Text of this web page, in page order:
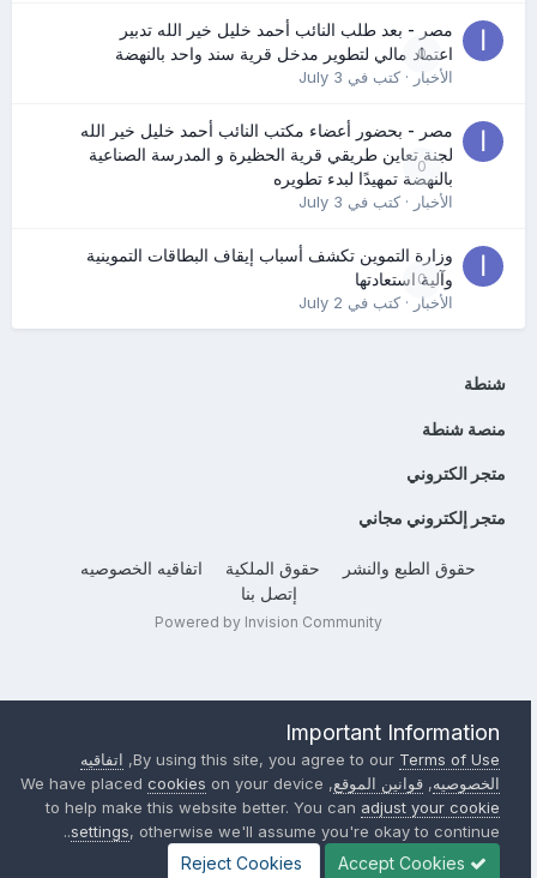
0
مصر - بعد طلب النائب أحمد خليل خير الله تدبير
اعتماد مالي لتطوير مدخل قرية سند واحد بالنهضة
الأخبار· كتب في July 3
0
مصر - بحضور أعضاء مكتب النائب أحمد خليل خير الله
لجنة تعاين طريقي قرية الحظيرة و المدرسة الصناعية
بالنهضة تمهيدًا لبدء تطويره
الأخبار· كتب في July 3
0
وزارة التموين تكشف أسباب إيقاف البطاقات التموينية
وآلية استعادتها
الأخبار· كتب في July 2
شنطة
منصة شنطة
متجر الكتروني
متجر إلكتروني مجاني
حقوق الطبع والنشر حقوق الملكية
اتفاقيه الخصوصيه
إتصل بنا
Powered by Invision Community
Important Information
By using this site, you agree to ourTerms of Use
, اتفاقيه
الخصوصيه, قوانين الموقع, We have placed
cookies on your device
to help make this website better. You canadjust your cookie
settings , otherwise we'll assume you're okay to continue..
Accept Cookies